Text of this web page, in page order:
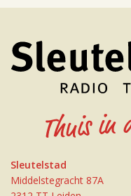
Sleutelstad
Middelstegracht 87A